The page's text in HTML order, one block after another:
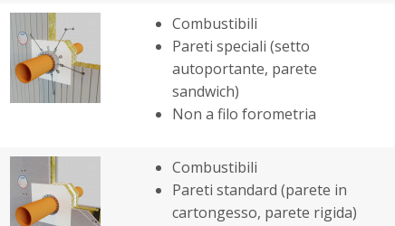
Combustibili
Pareti speciali (setto
autoportante, parete
sandwich)
Non a filo forometria
Combustibili
Pareti standard (parete in
cartongesso, parete rigida)